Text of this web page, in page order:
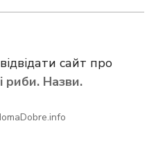
сайт про
риби. Назви.